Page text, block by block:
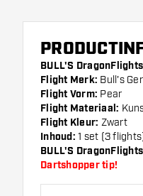
BULL'S
Flight Merk: Bull's
Flight Vorm: Pear
Flight Materiaal:
Flight Kleur: Zwart
Inhoud: 1 set (3
BULL'S
Dartshopper tip!